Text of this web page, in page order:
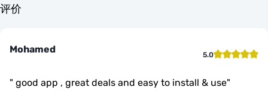
评价
Mohamed 5.0
" good app , great deals and easy to install & use"